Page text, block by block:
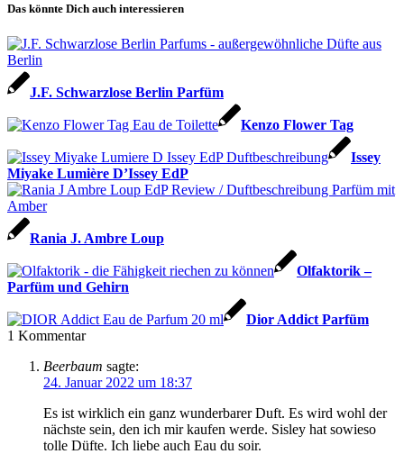
Das könnte Dich auch interessieren
J.F. Schwarzlose Berlin Parfüm
Kenzo Flower Tag
Issey
Miyake Lumière D’Issey EdP
Rania J. Ambre Loup
Olfaktorik –
Parfüm und Gehirn
Dior Addict Parfüm
1 Kommentar
Beerbaum sagte:
24. Januar 2022 um 18:37
Es ist wirklich ein ganz wunderbarer Duft. Es wird wohl der
nächste sein, den ich mir kaufen werde. Sisley hat sowieso
tolle Düfte. Ich liebe auch Eau du soir.